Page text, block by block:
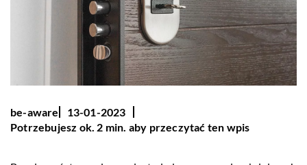
be-aware
13-01-2023
Potrzebujesz ok. 2 min. aby przeczytać ten wpis